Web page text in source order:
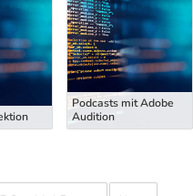
Podcasts mit Adobe
Audition